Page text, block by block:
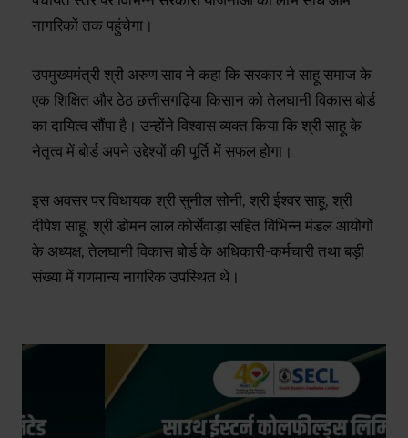
नागरिकों तक पहुंचेगा।
उपमुख्यमंत्री श्री अरुण साव ने कहा कि सरकार ने साहू समाज के
एक शिक्षित और ठेठ छत्तीसगढ़िया किसान को तेलघानी विकास बोर्ड
का दायित्व सौंपा है। उन्होंने विश्वास व्यक्त किया कि श्री साहू के
नेतृत्व में बोर्ड अपने उद्देश्यों की पूर्ति में सफल होगा।
इस अवसर पर विधायक श्री सुनील सोनी, श्री ईश्वर साहू, श्री
दीपेश साहू, श्री डोमन लाल कोर्सेवाड़ा सहित विभिन्न मंडल आयोगों
के अध्यक्ष, तेलघानी विकास बोर्ड के अधिकारी-कर्मचारी तथा बड़ी
संख्या में गणमान्य नागरिक उपस्थित थे।